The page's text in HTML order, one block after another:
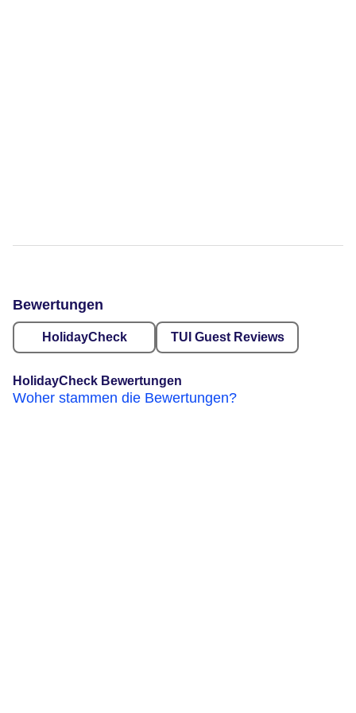
Bewertungen
HolidayCheck TUI Guest Reviews
HolidayCheck Bewertungen
Woher stammen die Bewertungen?